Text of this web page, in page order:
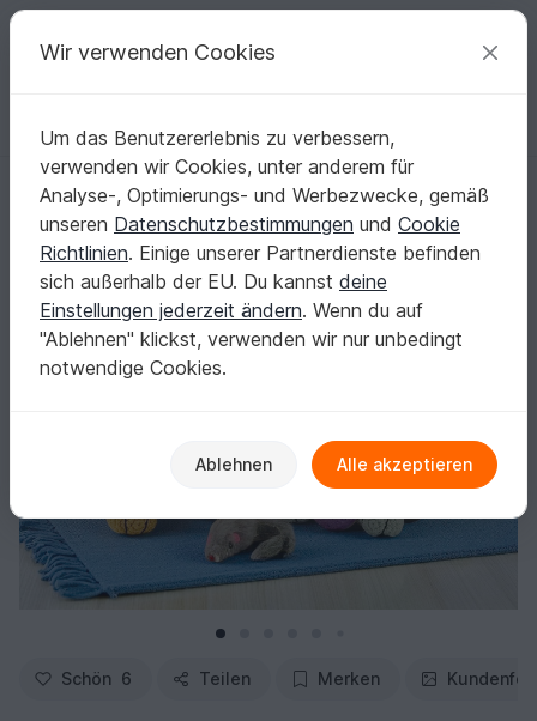
Deine kreativen Ideen
Deutsch | € (EUR) einloggen Kostenlos registrieren
Startseite Häkeln Amigurumi Hunde & Katzen
Flauschige Miezekatzen - Häkelanleitung
Flauschige Miezekatzen - Häkelanleitung
Schön 6 Teilen Merken
Wir verwenden Cookies
Um das Benutzererlebnis zu verbessern,
verwenden wir Cookies, unter anderem für
Analyse-, Optimierungs- und Werbezwecke, gemäß
unseren Datenschutzbestimmungen und Cookie
Richtlinien. Einige unserer Partnerdienste befinden
sich außerhalb der EU. Du kannst deine
Einstellungen jederzeit ändern. Wenn du auf
"Ablehnen" klickst, verwenden wir nur unbedingt
notwendige Cookies.
Ablehnen Alle akzeptieren